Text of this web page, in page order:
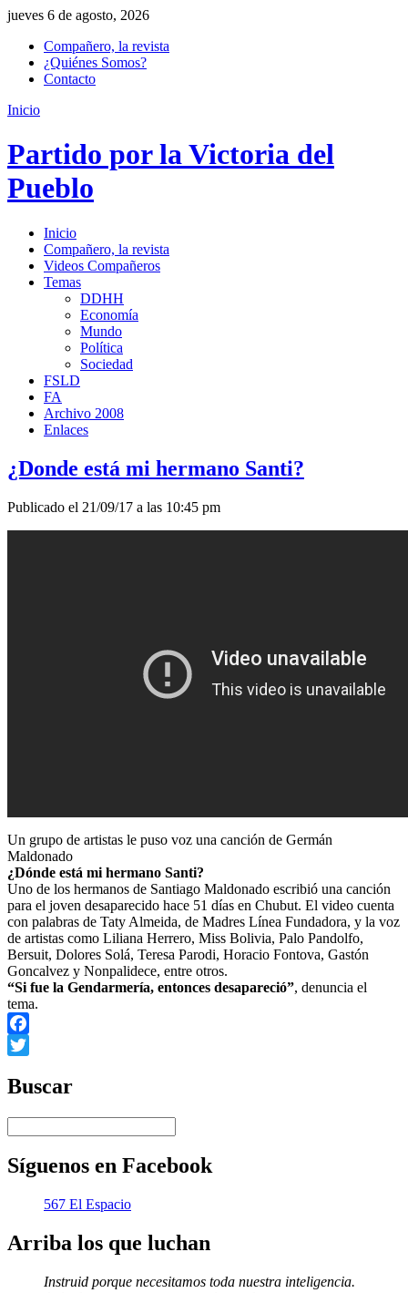
jueves 6 de agosto, 2026
Compañero, la revista
¿Quiénes Somos?
Contacto
Inicio
Partido por la Victoria del
Pueblo
Inicio
Compañero, la revista
Videos Compañeros
Temas
DDHH
Economía
Mundo
Política
Sociedad
FSLD
FA
Archivo 2008
Enlaces
¿Donde está mi hermano Santi?
Publicado el 21/09/17 a las 10:45 pm
Un grupo de artistas le puso voz una canción de Germán
Maldonado
¿Dónde está mi hermano Santi?
Uno de los hermanos de Santiago Maldonado escribió una canción
para el joven desaparecido hace 51 días en Chubut. El video cuenta
con palabras de Taty Almeida, de Madres Línea Fundadora, y la voz
de artistas como Liliana Herrero, Miss Bolivia, Palo Pandolfo,
Bersuit, Dolores Solá, Teresa Parodi, Horacio Fontova, Gastón
Goncalvez y Nonpalidece, entre otros.
“Si fue la Gendarmería, entonces desapareció”, denuncia el
tema.
Facebook
Buscar
Síguenos en Facebook
567 El Espacio
Arriba los que luchan
Instruid porque necesitamos toda nuestra inteligencia.